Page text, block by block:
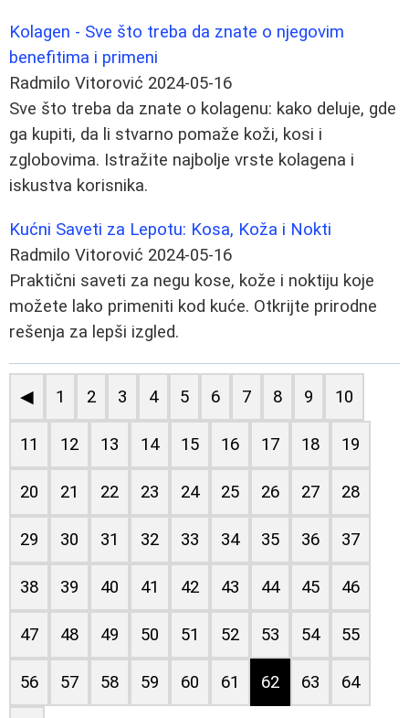
Kolagen - Sve što treba da znate o njegovim
benefitima i primeni
Radmilo Vitorović 2024-05-16
Sve što treba da znate o kolagenu: kako deluje, gde
ga kupiti, da li stvarno pomaže koži, kosi i
zglobovima. Istražite najbolje vrste kolagena i
iskustva korisnika.
Kućni Saveti za Lepotu: Kosa, Koža i Nokti
Radmilo Vitorović 2024-05-16
Praktični saveti za negu kose, kože i noktiju koje
možete lako primeniti kod kuće. Otkrijte prirodne
rešenja za lepši izgled.
◀ 1 2 3 4 5 6 7 8 9 10
11 12 13 14 15 16 17 18 19
20 21 22 23 24 25 26 27 28
29 30 31 32 33 34 35 36 37
38 39 40 41 42 43 44 45 46
47 48 49 50 51 52 53 54 55
56 57 58 59 60 61 62 63 64